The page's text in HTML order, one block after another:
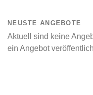
NEUSTE ANGEBOTE
Aktuell sind keine
ein Angebot